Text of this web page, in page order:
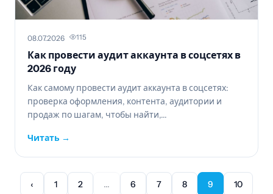
08.07.2026 115
Как провести аудит аккаунта в соцсетях в
2026 году
Как самому провести аудит аккаунта в соцсетях:
проверка оформления, контента, аудитории и
продаж по шагам, чтобы найти,...
Читать →
‹ 1 2 ... 6 7 8 9 10